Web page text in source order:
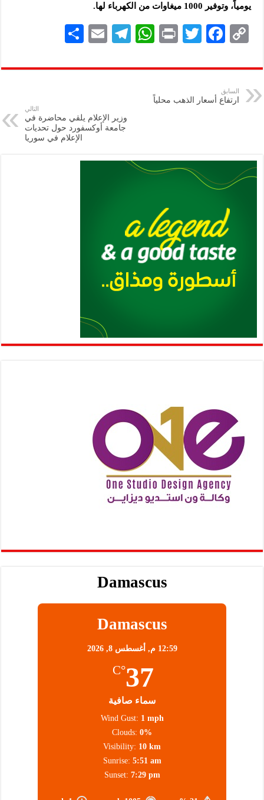
يومياً، وتوفير 1000 ميغاوات من الكهرباء لها.
C
p
y
Li
F
eb
k
T
tt
P
nt
W
at
p
Te
gr
m
E
ai
ar
السابق
ارتفاع أسعار الذهب محلياً
التالي
وزير الإعلام يلقي محاضرة في
جامعة أوكسفورد حول تحديات
الإعلام في سوريا
Damascus
Damascus
12:59 م, أغسطس 8, 2026
37
°C
سماء صافية
Wind Gust: 1 mph
Clouds: 0%
Visibility: 10 km
Sunrise: 5:51 am
Sunset: 7:29 pm